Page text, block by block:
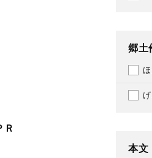
郷土
本文